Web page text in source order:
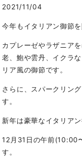
2021/11/04
今年もイタリアン御節を
カプレーゼやラザニア
老、鮑や雲丹、イクラ
リア風の御節です。
さらに、スパークリン
す。
新年は豪華なイタリア
12月31日の午前(10:00
す。